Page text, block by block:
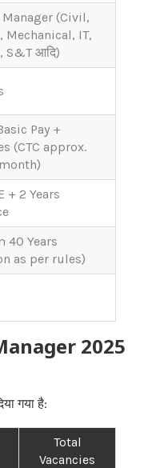
(Civil,
Mechanical, IT,
S&T आदि)
Pay +
(CTC approx.
+ 2 Years
40 Years
as per rules)
2025
गया है:
Total
Vacancies